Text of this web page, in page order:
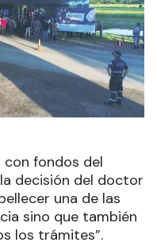
con fondos del
decisión del doctor
una de las
sino que también
los trámites”.